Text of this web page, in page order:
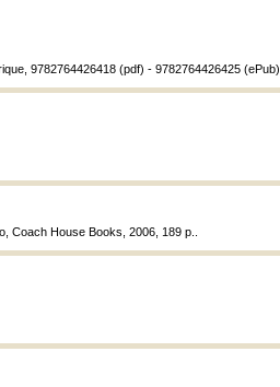
9782764426418 (pdf) - 9782764426425 (ePub)
Coach House Books, 2006, 189 p..